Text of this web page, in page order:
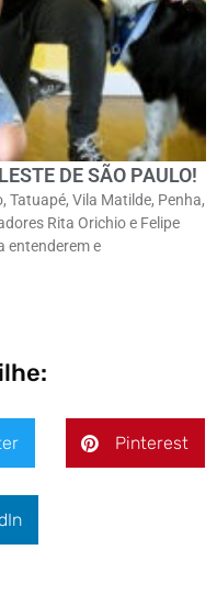
DE SÃO PAULO!
Tatuapé, Vila Matilde, Penha,
Rita Orichio e Felipe
entenderem e
Pinterest